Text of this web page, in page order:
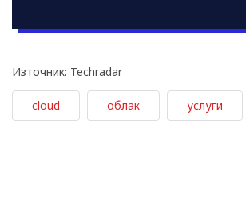
Източник: Techradar
cloud облак услуги